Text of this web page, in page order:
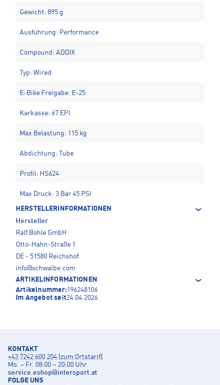
Gewicht: 895 g
Ausführung: Performance
Compound: ADDIX
Typ: Wired
E-Bike Freigabe: E-25
Karkasse: 67 EPI
Max Belastung: 115 kg
Abdichtung: Tube
Profil: HS624
Max Druck: 3 Bar 45 PSI
HERSTELLERINFORMATIONEN
Hersteller
Ralf Bohle GmbH
Otto-Hahn-Straße 1
DE - 51580 Reichshof
info@schwalbe.com
ARTIKELINFORMATIONEN
Artikelnummer:196248106
Im Angebot seit24.04.2026
KONTAKT
+43 7242 600 204 (zum Ortstarif)
Mo. – Fr. 08:00 – 20:00 Uhr
service.eshop@intersport.at
FOLGE UNS